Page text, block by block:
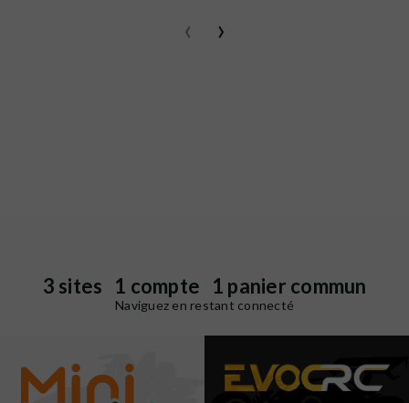
‹ ›
3 sites 1 compte 1 panier commun
Naviguez en restant connecté